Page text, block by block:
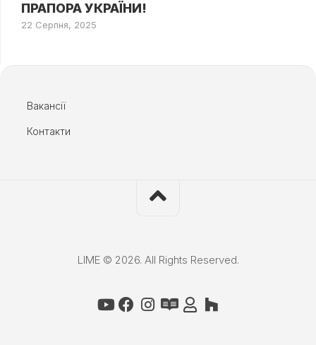
ПРАПОРА УКРАЇНИ!
22 Серпня, 2025
Вакансії
Контакти
LIME © 2026. All Rights Reserved.